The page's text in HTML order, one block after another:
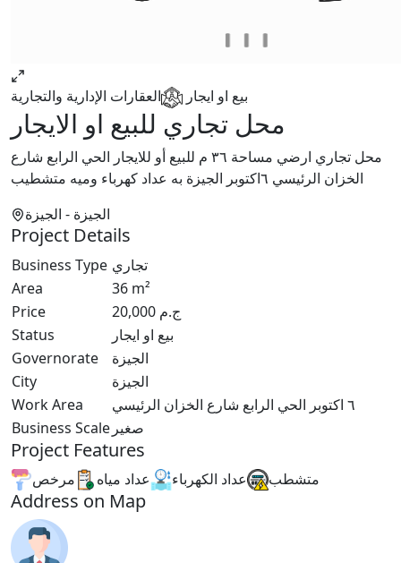
بيع او ايجار العقارات الإدارية والتجارية
محل تجاري للبيع او الايجار
محل تجاري ارضي مساحة ٣٦ م للبيع أو للايجار الحي الرابع شارع
الخزان الرئيسي ٦اكتوبر الجيزة به عداد كهرباء وميه متشطيب
الجيزة - الجيزة
Project Details
Business Type تجاري
Area
36 m²
Price
20,000 ج.م
Status
بيع او ايجار
Governorate
الجيزة
City
الجيزة
Work Area
٦ اكتوبر الحي الرابع شارع الخزان الرئيسي
Business Scale صغير
Project Features
متشطب عداد الكهرباء عداد مياه مرخص
Address on Map